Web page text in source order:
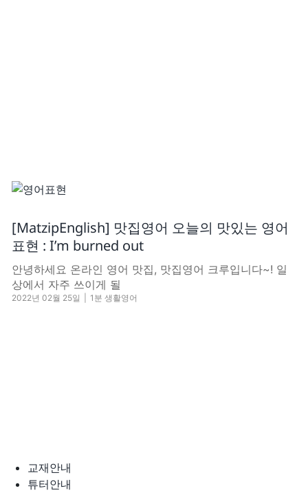
[MatzipEnglish] 맛집영어 오늘의 맛있는 영어
표현 : I’m burned out
안녕하세요 온라인 영어 맛집, 맛집영어 크루입니다~! 일
상에서 자주 쓰이게 될
2022년 02월 25일 1분 생활영어
교재안내
튜터안내